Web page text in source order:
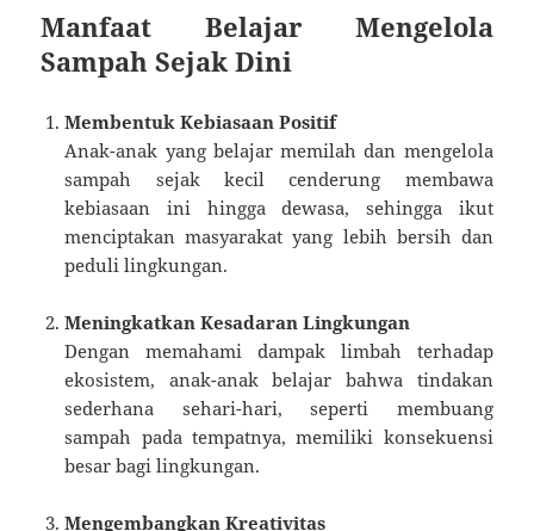
Manfaat Belajar Mengelola
Sampah Sejak Dini
Membentuk Kebiasaan Positif
Anak-anak yang belajar memilah dan mengelola
sampah sejak kecil cenderung membawa
kebiasaan ini hingga dewasa, sehingga ikut
menciptakan masyarakat yang lebih bersih dan
peduli lingkungan.
Meningkatkan Kesadaran Lingkungan
Dengan memahami dampak limbah terhadap
ekosistem, anak-anak belajar bahwa tindakan
sederhana sehari-hari, seperti membuang
sampah pada tempatnya, memiliki konsekuensi
besar bagi lingkungan.
Mengembangkan Kreativitas